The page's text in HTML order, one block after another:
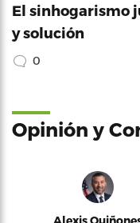
El sinhogarismo
y solución
0
Opinión y
Alexis